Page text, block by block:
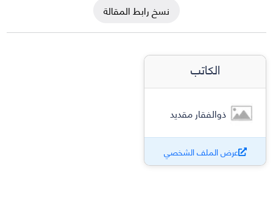
نسخ رابط المقالة
الكاتب
ذوالفقار مقديد
عرض الملف الشخصي